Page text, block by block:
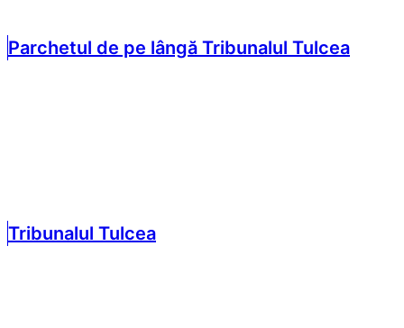
Parchetul de pe lângă Tribunalul Tulcea
Tribunalul Tulcea